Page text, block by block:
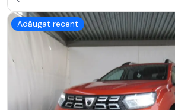
Adăugat recent